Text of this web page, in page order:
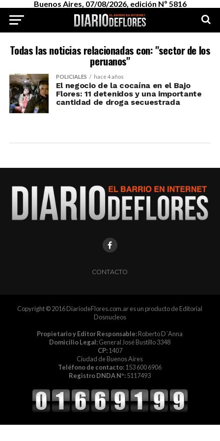
Buenos Aires, 07/08/2026, edición Nº 5816
Todas las noticias relacionadas con: "sector de los
peruanos"
POLICIALES hace 4 años
El negocio de la cocaína en el Bajo
Flores: 11 detenidos y una importante
cantidad de droga secuestrada
CONTACTO
Copyright © 2016 DiariodeFlores.com.ar es un producto de Editorial
Dosnucleos
Propietario y Editor Responsable:Roberto D´Anna
Domicilio Legal:General José Bustillo 3348
CP:1407
Ciudad de Buenos Aires
Teléfono de contacto:153 600 6906
Registro DNDA Nº:5117493